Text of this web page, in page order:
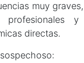
muy
y
directas.